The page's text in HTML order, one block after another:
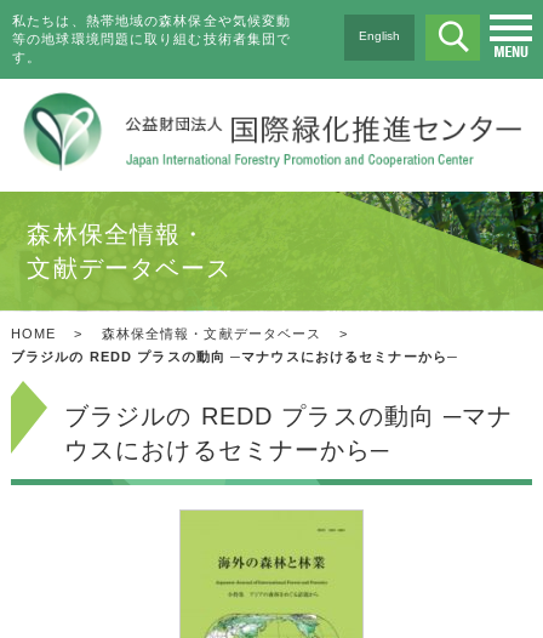
私たちは、熱帯地域の森林保全や気候変動
等の地球環境問題に取り組む技術者集団で
す。
English
森林保全情報・
文献データベース
HOME > 森林保全情報・文献データベース
>
ブラジルの REDD プラスの動向 ─マナウスにおけるセミナーから─
ブラジルの REDD プラスの動向 ─マナ
ウスにおけるセミナーから─